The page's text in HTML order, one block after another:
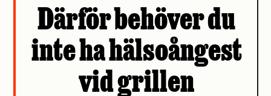
Därför behöver du
inte ha hälsoångest
vid grillen